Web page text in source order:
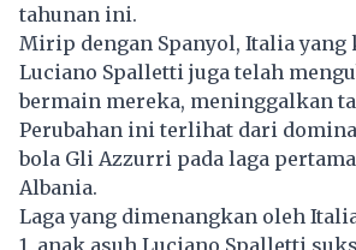
tahunan ini.
Mirip dengan Spanyol, Italia
Luciano Spalletti juga telah
bermain mereka, meninggalkan
Perubahan ini terlihat dari
bola Gli Azzurri pada laga
Albania.
Laga yang dimenangkan oleh